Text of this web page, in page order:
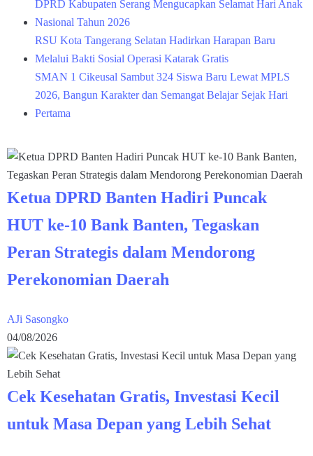
DPRD Kabupaten Serang Mengucapkan Selamat Hari Anak
Nasional Tahun 2026
RSU Kota Tangerang Selatan Hadirkan Harapan Baru
Melalui Bakti Sosial Operasi Katarak Gratis
SMAN 1 Cikeusal Sambut 324 Siswa Baru Lewat MPLS
2026, Bangun Karakter dan Semangat Belajar Sejak Hari
Pertama
Ketua DPRD Banten Hadiri Puncak
HUT ke-10 Bank Banten, Tegaskan
Peran Strategis dalam Mendorong
Perekonomian Daerah
AJi Sasongko
04/08/2026
Cek Kesehatan Gratis, Investasi Kecil
untuk Masa Depan yang Lebih Sehat